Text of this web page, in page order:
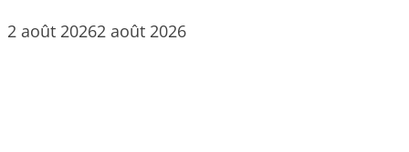
2 août 20262 août 2026